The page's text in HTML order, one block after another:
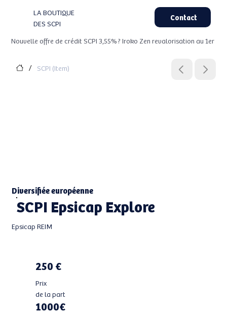
LA BOUTIQUE
DES SCPI
Nouvelle offre de crédit SCPI 3,55% ? Iroko Zen revalorisation au 1er
Contact
/ SCPI (Item)
Diversifiée européenne
SCPI Epsicap Explore
Epsicap REIM
1000€
250 €
Prix
de la part